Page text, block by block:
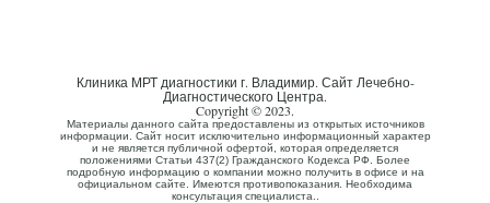
Клиника МРТ диагностики г. Владимир. Сайт Лечебно-
Диагностического Центра.
Copyright © 2023.
Материалы данного сайта предоставлены из открытых источников
информации. Сайт носит исключительно информационный характер
и не является публичной офертой, которая определяется
положениями Статьи 437(2) Гражданского Кодекса РФ. Более
подробную информацию о компании можно получить в офисе и на
официальном сайте. Имеются противопоказания. Необходима
консультация специалиста..